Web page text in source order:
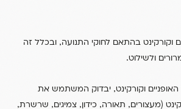
וקורקינט בהתאם לחוקי התנועה, ובכלל זה
ולשילוט.
וקורקינט, יבדוק המשתמש את
(מעצורים, תאורה, כידון, צמיגים, שרשרת,